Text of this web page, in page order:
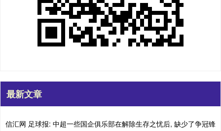
最新文章
信汇网 足球报: 中超一些国企俱乐部在解除生存之忧后, 缺少了争冠锋